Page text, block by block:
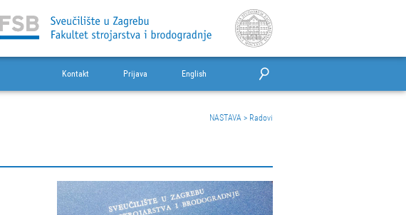
Kontakt Prijava English
NASTAVA > Radovi